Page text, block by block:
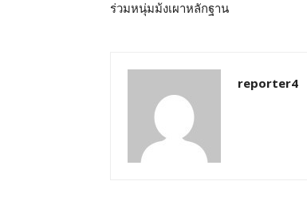
ร่วมหนุ่มม้งเผาหลักฐาน
reporter4